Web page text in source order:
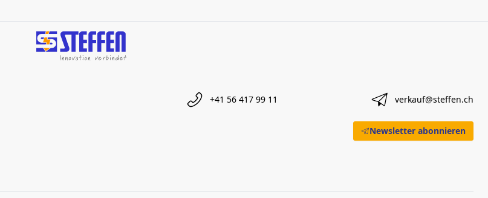
+41 56 417 99 11 verkauf@steffen.ch
Newsletter abonnieren